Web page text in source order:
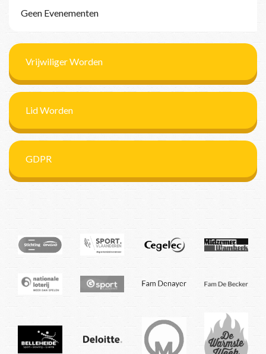
Geen Evenementen
Vrijwiliger Worden
Lid Worden
GDPR